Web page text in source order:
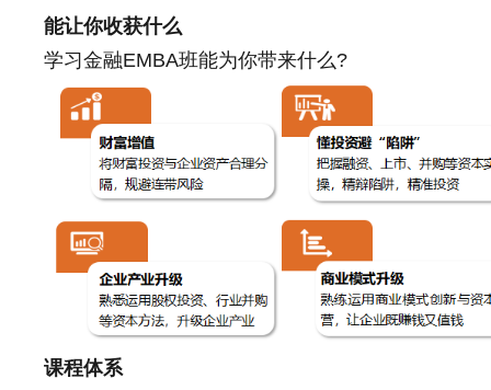
能让你收获什么
学习金融EMBA班能为你带来什么?
课程体系